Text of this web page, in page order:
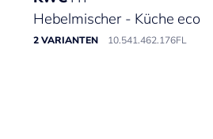
Hebelmischer - Küche eco
2 VARIANTEN 10.541.462.176FL